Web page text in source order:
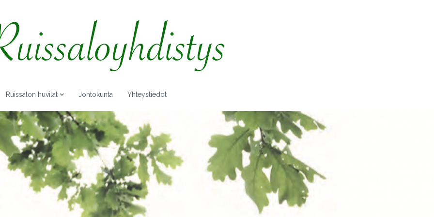
Ruissalon huvilat Johtokunta Yhteystiedot